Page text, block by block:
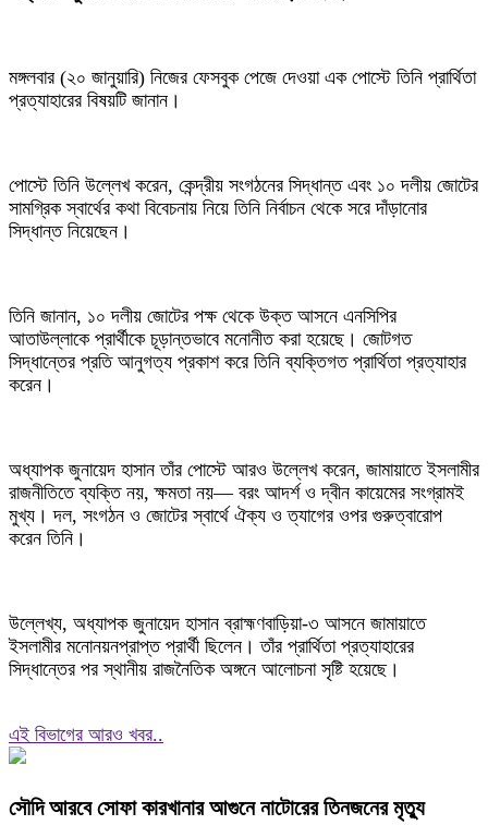
মঙ্গলবার (২০ জানুয়ারি) নিজের ফেসবুক পেজে দেওয়া এক পোস্টে তিনি প্রার্থিতা
প্রত্যাহারের বিষয়টি জানান।
পোস্টে তিনি উল্লেখ করেন, কেন্দ্রীয় সংগঠনের সিদ্ধান্ত এবং ১০ দলীয় জোটের
সামগ্রিক স্বার্থের কথা বিবেচনায় নিয়ে তিনি নির্বাচন থেকে সরে দাঁড়ানোর
সিদ্ধান্ত নিয়েছেন।
তিনি জানান, ১০ দলীয় জোটের পক্ষ থেকে উক্ত আসনে এনসিপির
আতাউল্লাকে প্রার্থীকে চূড়ান্তভাবে মনোনীত করা হয়েছে। জোটগত
সিদ্ধান্তের প্রতি আনুগত্য প্রকাশ করে তিনি ব্যক্তিগত প্রার্থিতা প্রত্যাহার
করেন।
অধ্যাপক জুনায়েদ হাসান তাঁর পোস্টে আরও উল্লেখ করেন, জামায়াতে ইসলামীর
রাজনীতিতে ব্যক্তি নয়, ক্ষমতা নয়— বরং আদর্শ ও দ্বীন কায়েমের সংগ্রামই
মুখ্য। দল, সংগঠন ও জোটের স্বার্থে ঐক্য ও ত্যাগের ওপর গুরুত্বারোপ
করেন তিনি।
উল্লেখ্য, অধ্যাপক জুনায়েদ হাসান ব্রাহ্মণবাড়িয়া-৩ আসনে জামায়াতে
ইসলামীর মনোনয়নপ্রাপ্ত প্রার্থী ছিলেন। তাঁর প্রার্থিতা প্রত্যাহারের
সিদ্ধান্তের পর স্থানীয় রাজনৈতিক অঙ্গনে আলোচনা সৃষ্টি হয়েছে।
এই বিভাগের আরও খবর..
সৌদি আরবে সোফা কারখানার আগুনে নাটোরের তিনজনের মৃত্যু